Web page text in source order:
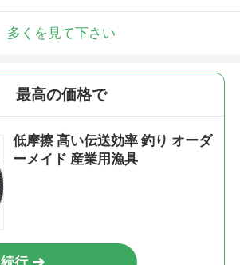
多くを見て下さい
最高の価格で
低摩擦 高い伝送効率 釣り オーダ
ーメイド 産業用漁具